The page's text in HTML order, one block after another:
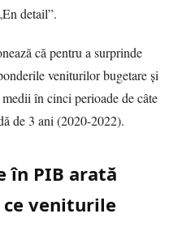
detail”.
că pentru a surprinde
veniturilor bugetare şi
în cinci perioade de câte
de 3 ani (2020-2022).
în PIB arată
veniturile